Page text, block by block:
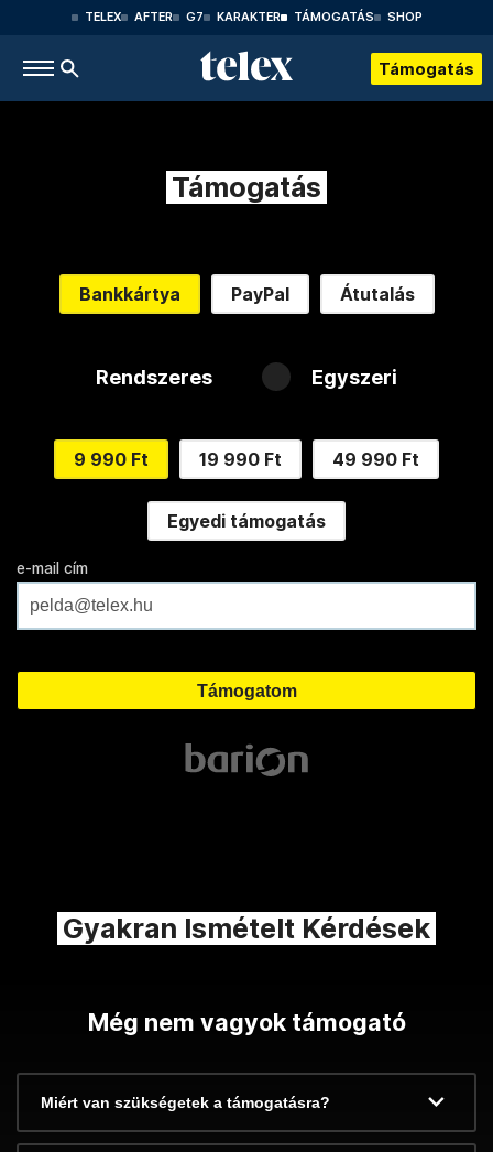
TELEX AFTER G7 KARAKTER TÁMOGATÁS SHOP
Támogatás
Támogatás
Bankkártya PayPal Átutalás
Rendszeres Egyszeri
9 990 Ft 19 990 Ft 49 990 Ft
Egyedi támogatás
e-mail cím
Gyakran Ismételt Kérdések
Még nem vagyok támogató
Miért van szükségetek a támogatásra?